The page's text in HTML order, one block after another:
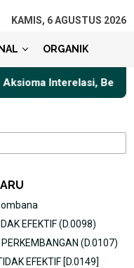
KAMIS, 6 AGUSTUS 2026
ORGANIK
Interelasi, Belajar
EFEKTIF (D.0098)
PERKEMBANGAN (D.0107)
EFEKTIF [D.0149]